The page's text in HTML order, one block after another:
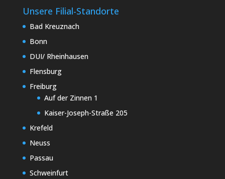
Unsere Filial-Standorte
Bad Kreuznach
Bonn
DUI/ Rheinhausen
Flensburg
Freiburg
Auf der Zinnen 1
Kaiser-Joseph-Straße 205
Krefeld
Neuss
Passau
Schweinfurt